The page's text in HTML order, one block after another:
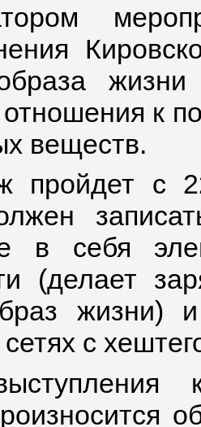
отношения к
веществ.
пройдет с
в себя
(делает
жизни)
с